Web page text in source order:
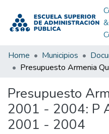
&
Home Municipios
Presupuesto
2001 - 2004: P
2001 - 2004